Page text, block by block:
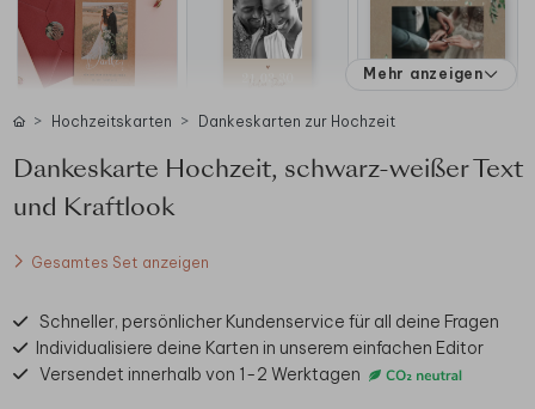
Mehr anzeigen
Hochzeitskarten Dankeskarten zur Hochzeit
Dankeskarte Hochzeit, schwarz-weißer Text
und Kraftlook
Gesamtes Set anzeigen
Schneller, persönlicher Kundenservice für all deine Fragen
Individualisiere deine Karten in unserem einfachen Editor
Versendet innerhalb von 1-2 Werktagen